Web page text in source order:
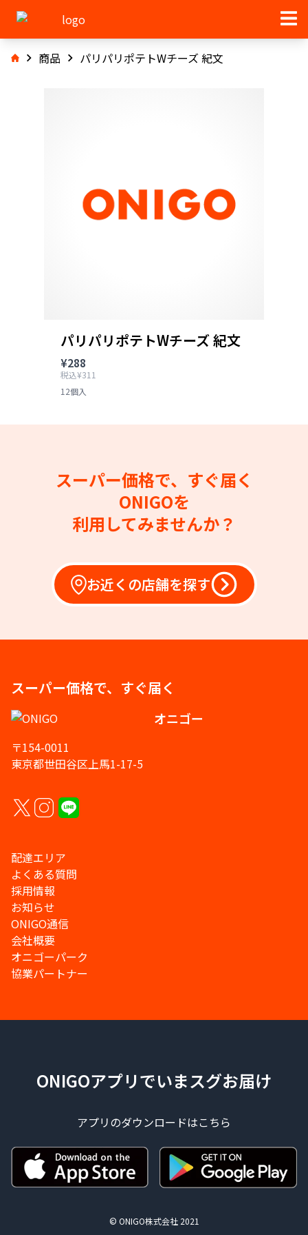
商品 パリパリポテトWチーズ 紀文
パリパリポテトWチーズ 紀文
¥288
税込¥311
12個入
スーパー価格で、すぐ届く
ONIGOを
利用してみませんか？
お近くの店舗を探す
スーパー価格で、すぐ届く
オニゴー
〒154-0011
東京都世田谷区上馬1-17-5
配達エリア
よくある質問
採用情報
お知らせ
ONIGO通信
会社概要
オニゴーパーク
協業パートナー
ONIGOアプリでいまスグお届け
アプリのダウンロードはこちら
© ONIGO株式会社 2021